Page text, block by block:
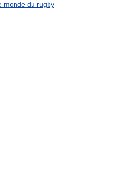
monde du rugby